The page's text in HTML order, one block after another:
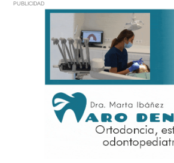
PUBLICIDAD